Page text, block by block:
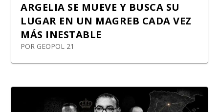
ARGELIA SE MUEVE Y BUSCA SU
LUGAR EN UN MAGREB CADA VEZ
MÁS INESTABLE
POR GEOPOL 21